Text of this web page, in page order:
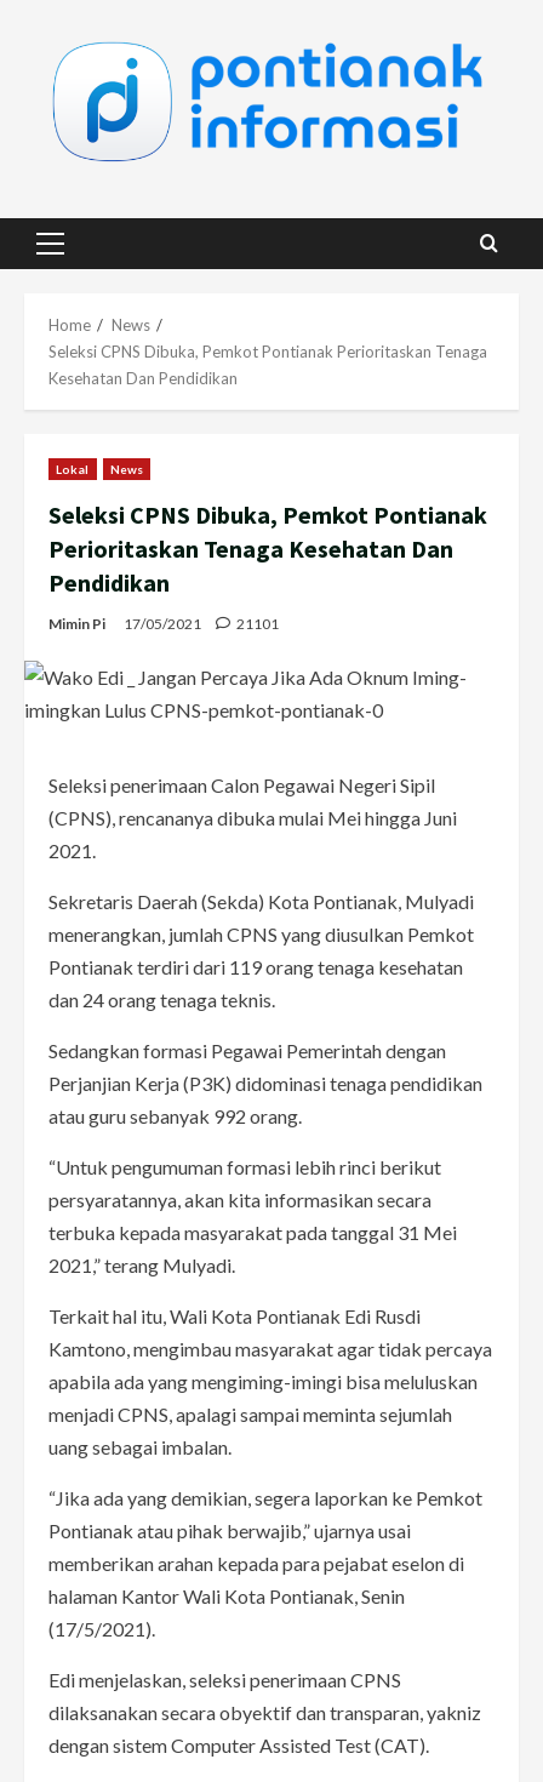
content
Primary
Home
News
Seleksi CPNS Dibuka, Pemkot Pontianak Perioritaskan Tenaga
Kesehatan Dan Pendidikan
Lokal News
Seleksi CPNS Dibuka, Pemkot Pontianak
Perioritaskan Tenaga Kesehatan Dan
Pendidikan
Mimin Pi 17/05/2021 21101
Seleksi penerimaan Calon Pegawai Negeri Sipil
(CPNS), rencananya dibuka mulai Mei hingga Juni
2021.
Sekretaris Daerah (Sekda) Kota Pontianak, Mulyadi
menerangkan, jumlah CPNS yang diusulkan Pemkot
Pontianak terdiri dari 119 orang tenaga kesehatan
dan 24 orang tenaga teknis.
Sedangkan formasi Pegawai Pemerintah dengan
Perjanjian Kerja (P3K) didominasi tenaga pendidikan
atau guru sebanyak 992 orang.
“Untuk pengumuman formasi lebih rinci berikut
persyaratannya, akan kita informasikan secara
terbuka kepada masyarakat pada tanggal 31 Mei
2021,” terang Mulyadi.
Terkait hal itu, Wali Kota Pontianak Edi Rusdi
Kamtono, mengimbau masyarakat agar tidak percaya
apabila ada yang mengiming-imingi bisa meluluskan
menjadi CPNS, apalagi sampai meminta sejumlah
uang sebagai imbalan.
“Jika ada yang demikian, segera laporkan ke Pemkot
Pontianak atau pihak berwajib,” ujarnya usai
memberikan arahan kepada para pejabat eselon di
halaman Kantor Wali Kota Pontianak, Senin
(17/5/2021).
Edi menjelaskan, seleksi penerimaan CPNS
dilaksanakan secara obyektif dan transparan, yakniz
dengan sistem Computer Assisted Test (CAT).